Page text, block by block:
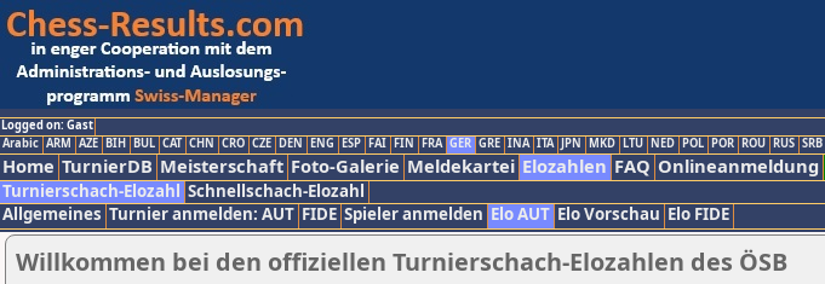
Logged on: Gast
Arabic ARM AZE BIH BUL CAT CHN CRO CZE DEN ENG ESP FAI FIN FRA GER GRE INA ITA JPN MKD LTU NED POL POR ROU RUS SRB
Home TurnierDB Meisterschaft Foto-Galerie Meldekartei Elozahlen FAQ Onlineanmeldung
Turnierschach-Elozahl Schnellschach-Elozahl
Allgemeines Turnier anmelden: AUT FIDE Spieler anmelden Elo AUT Elo Vorschau Elo FIDE
Willkommen bei den offiziellen Turnierschach-Elozahlen des ÖSB